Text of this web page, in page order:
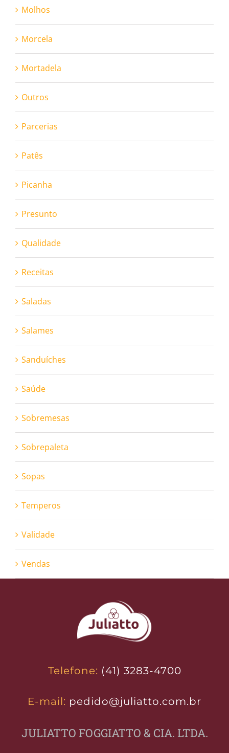
Molhos
Morcela
Mortadela
Outros
Parcerias
Patês
Picanha
Presunto
Qualidade
Receitas
Saladas
Salames
Sanduíches
Saúde
Sobremesas
Sobrepaleta
Sopas
Temperos
Validade
Vendas
Telefone: (41) 3283-4700
E-mail: pedido@juliatto.com.br
JULIATTO FOGGIATTO & CIA. LTDA.